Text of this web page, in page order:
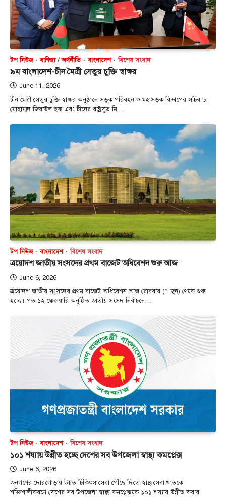
টপ নিউজ বাণিজ্য / অর্থনীতি বাংলাদেশ বিশেষ সংবাদ
৯ম বাংলাদেশ-চীন মৈত্রী সেতুর চুক্তি স্বাক্ষর
June 11, 2026
চীন মৈত্রী সেতুর চুক্তি স্বাক্ষর অনুষ্ঠানে সড়ক পরিবহন ও মহাসড়ক বিভাগের সচিব ড.
মোহাম্মদ জিয়াউল হক এবং চীনের রাষ্ট্রদূত মি.…
টপ নিউজ বাংলাদেশ বিশেষ সংবাদ
ত্রয়োদশ জাতীয় সংসদের প্রথম বাজেট অধিবেশন শুরু আজ
June 6, 2026
ত্রয়োদশ জাতীয় সংসদের প্রথম বাজেট অধিবেশন আজ রোববার (৭ জুন) থেকে শুরু
হচ্ছে। গত ১২ ফেব্রুয়ারি অনুষ্ঠিত জাতীয় সংসদ নির্বাচনে…
টপ নিউজ বাংলাদেশ বিশেষ সংবাদ
১০১ শয্যায় উন্নীত হচ্ছে দেশের সব উপজেলা স্বাস্থ্য কমপ্লেক্স
June 6, 2026
জনগণের দোরগোড়ায় উন্নত চিকিৎসাসেবা পৌঁছে দিতে স্বাস্থ্যসেবা খাতকে
শক্তিশালীকরণে দেশের সব উপজেলা স্বাস্থ্য কমপ্লেক্সকে ১০১ শয্যায় উন্নীত করার